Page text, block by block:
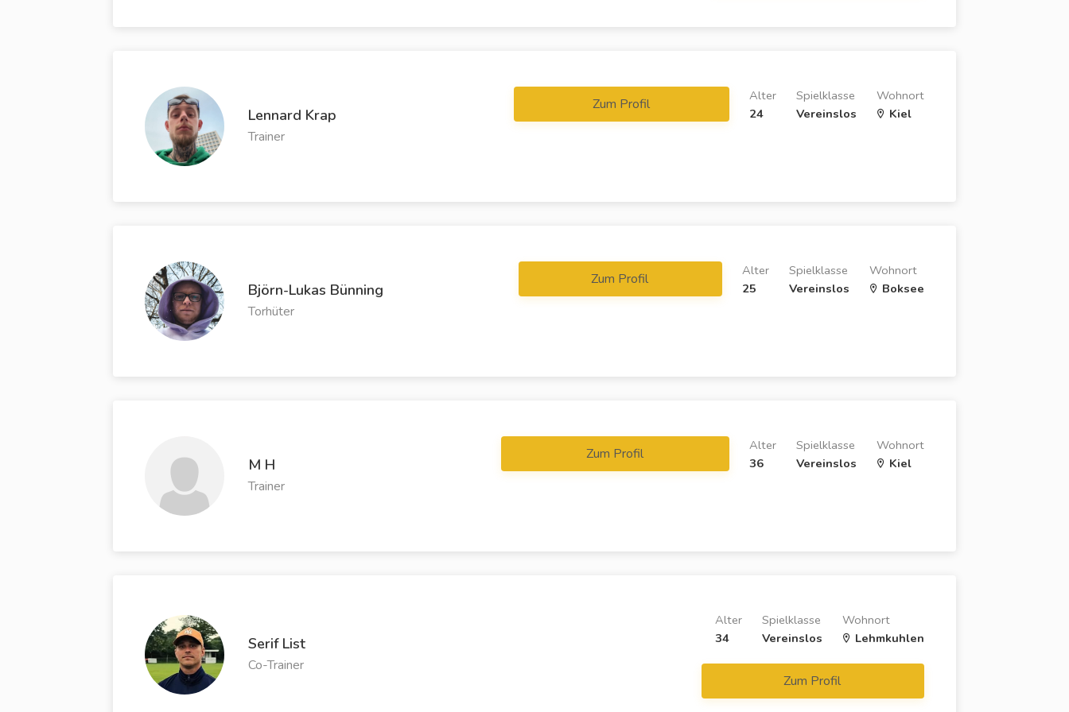
Lennard Krap
Trainer
Wohnort
Kiel
Spielklasse
Vereinslos
Alter
24
Zum Profil
Björn-Lukas Bünning
Torhüter
Wohnort
Boksee
Spielklasse
Vereinslos
Alter
25
Zum Profil
M H
Trainer
Wohnort
Kiel
Spielklasse
Vereinslos
Alter
36
Zum Profil
Serif List
Co-Trainer
Wohnort
Lehmkuhlen
Spielklasse
Vereinslos
Alter
34
Zum Profil